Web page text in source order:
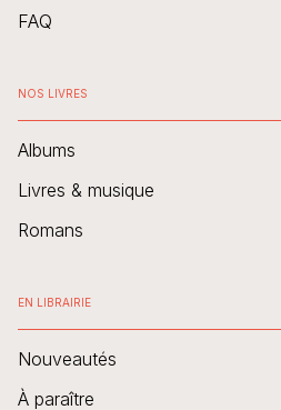
FAQ
NOS LIVRES
Albums
Livres & musique
Romans
EN LIBRAIRIE
Nouveautés
À paraître